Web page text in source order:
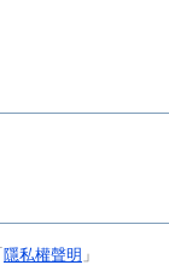
隱私權聲明 」